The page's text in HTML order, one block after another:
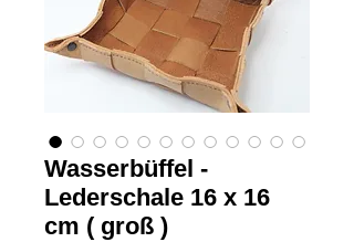
Wasserbüffel -
Lederschale 16 x 16
cm ( groß )